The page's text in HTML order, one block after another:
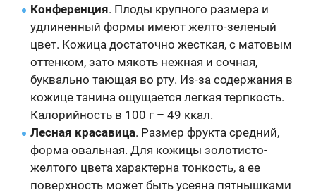
Конференция. Плоды крупного размера и
удлиненный формы имеют желто-зеленый
цвет. Кожица достаточно жесткая, с матовым
оттенком, зато мякоть нежная и сочная,
буквально тающая во рту. Из-за содержания в
кожице танина ощущается легкая терпкость.
Калорийность в 100 г – 49 ккал.
Лесная красавица. Размер фрукта средний,
форма овальная. Для кожицы золотисто-
желтого цвета характерна тонкость, а ее
поверхность может быть усеяна пятнышками